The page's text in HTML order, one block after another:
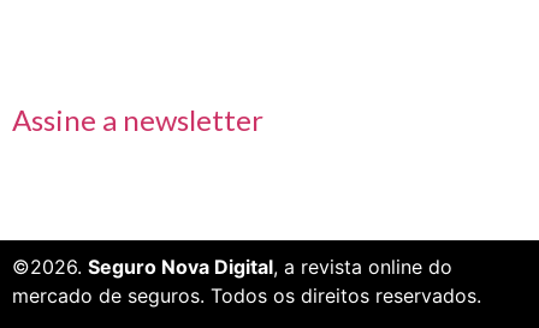
Assine a newsletter
©2026. Seguro Nova Digital, a revista online do
mercado de seguros. Todos os direitos reservados.